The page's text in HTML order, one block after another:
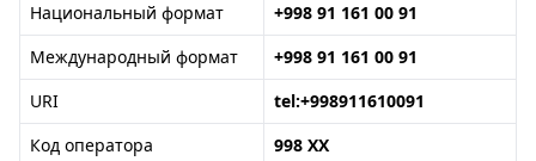
Национальный формат
+998 91 161 00 91
Международный формат
+998 91 161 00 91
URI
tel:+998911610091
Код оператора
998 XX